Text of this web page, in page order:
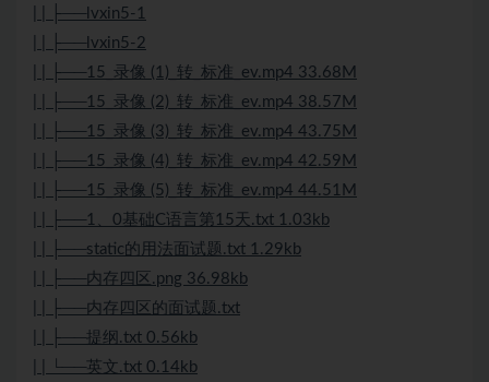
| | ├──lvxin5-1
| | ├──lvxin5-2
| | ├──15_录像 (1)_转_标准_ev.mp4 33.68M
| | ├──15_录像 (2)_转_标准_ev.mp4 38.57M
| | ├──15_录像 (3)_转_标准_ev.mp4 43.75M
| | ├──15_录像 (4)_转_标准_ev.mp4 42.59M
| | ├──15_录像 (5)_转_标准_ev.mp4 44.51M
| | ├──1、0基础C语言第15天.txt 1.03kb
| | ├──static的用法 面试 题.txt 1.29kb
| | ├──内存四区.png 36.98kb
| | ├──内存四区的 面试 题.txt
| | ├──提纲.txt 0.56kb
| | └──英文.txt 0.14kb